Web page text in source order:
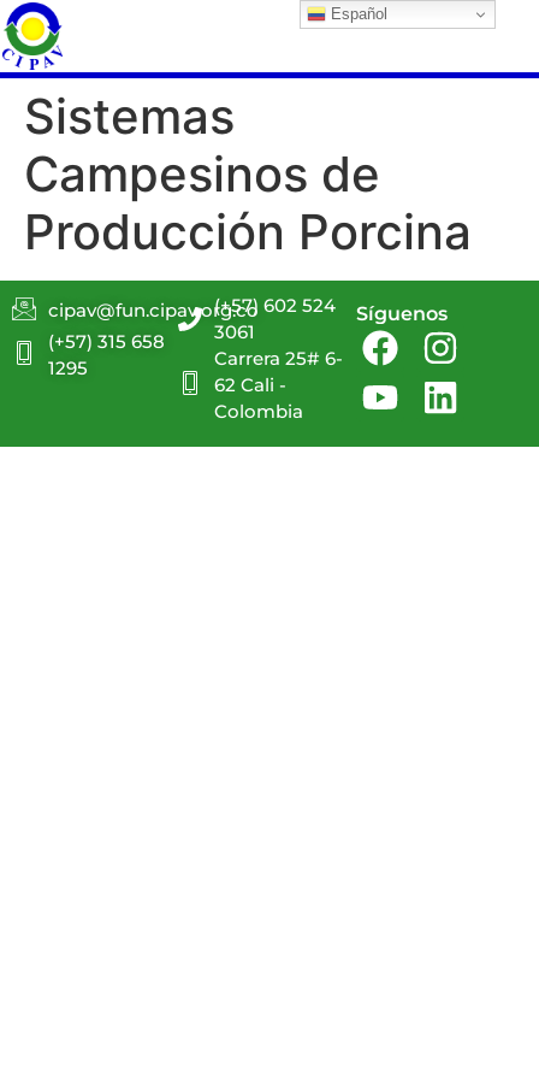
Sistemas
Campesinos de
Producción Porcina
cipav@fun.cipav.org.co
(+57) 315 658
1295
(+57) 602 524
3061
Carrera 25# 6-
62 Cali -
Colombia
Síguenos
Español